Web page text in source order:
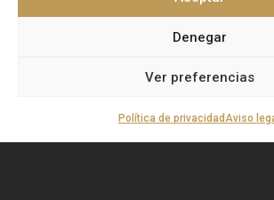
Denegar
Ver preferencias
Política de privacidadAviso
desarrollo tecnológico
gracias al que ha
empresas innovadoras. 2020-2021. Para ello
Fondo Europeo de Desarrollo